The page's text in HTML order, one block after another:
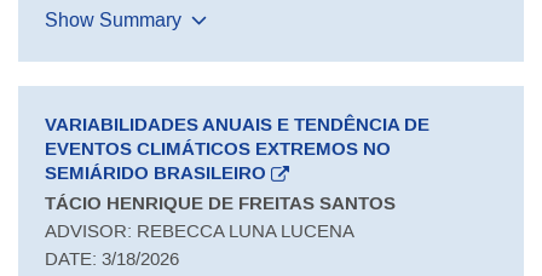
Show Summary
VARIABILIDADES ANUAIS E TENDÊNCIA DE
EVENTOS CLIMÁTICOS EXTREMOS NO
SEMIÁRIDO BRASILEIRO
TÁCIO HENRIQUE DE FREITAS SANTOS
ADVISOR: REBECCA LUNA LUCENA
DATE: 3/18/2026